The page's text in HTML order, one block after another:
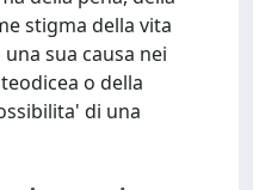
stigma della vita
sua causa nei
o della
di una